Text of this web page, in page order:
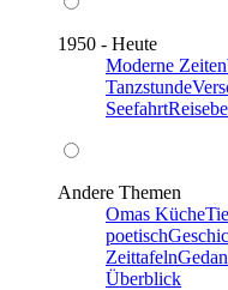
1950 - Heute
Moderne Zeiten
Tanzstunde
Seefahrt
Andere Themen
Omas Küche
poetisch
Zeittafeln
Überblick